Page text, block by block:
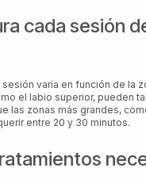
cada sesión
varía en función de la
el labio superior, pueden
las zonas más grandes,
entre 20 y 30 minutos.